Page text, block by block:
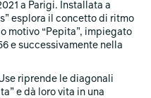
a Parigi. Installata a
esplora il concetto di ritmo
motivo “Pepita”, impiegato
e successivamente nella
riprende le diagonali
e dà loro vita in una